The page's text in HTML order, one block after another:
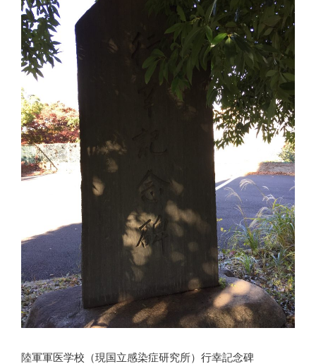
陸軍軍医学校（現国立感染症研究所）行幸記念碑